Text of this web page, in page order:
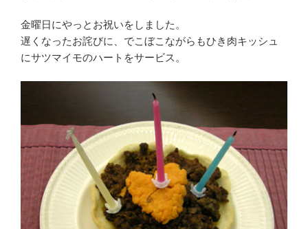
金曜日にやっとお祝いをしました。
遅くなったお詫びに、でこぼこながらもひき肉キッシュ
にサツマイモのハートをサービス。